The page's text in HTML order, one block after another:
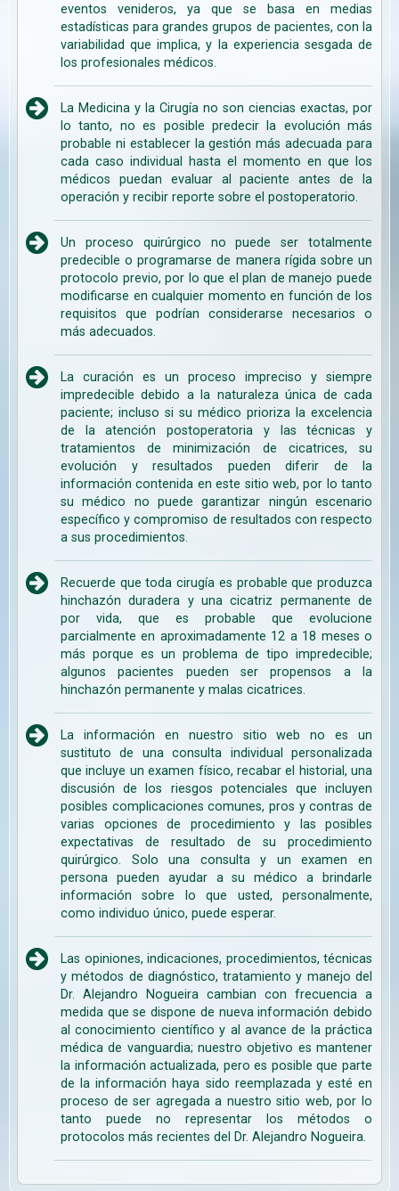
eventos venideros, ya que se basa en medias
estadísticas para grandes grupos de pacientes, con la
variabilidad que implica, y la experiencia sesgada de
los profesionales médicos.
La Medicina y la Cirugía no son ciencias exactas, por
lo tanto, no es posible predecir la evolución más
probable ni establecer la gestión más adecuada para
cada caso individual hasta el momento en que los
médicos puedan evaluar al paciente antes de la
operación y recibir reporte sobre el postoperatorio.
Un proceso quirúrgico no puede ser totalmente
predecible o programarse de manera rígida sobre un
protocolo previo, por lo que el plan de manejo puede
modificarse en cualquier momento en función de los
requisitos que podrían considerarse necesarios o
más adecuados.
La curación es un proceso impreciso y siempre
impredecible debido a la naturaleza única de cada
paciente; incluso si su médico prioriza la excelencia
de la atención postoperatoria y las técnicas y
tratamientos de minimización de cicatrices, su
evolución y resultados pueden diferir de la
información contenida en este sitio web, por lo tanto
su médico no puede garantizar ningún escenario
específico y compromiso de resultados con respecto
a sus procedimientos.
Recuerde que toda cirugía es probable que produzca
hinchazón duradera y una cicatriz permanente de
por vida, que es probable que evolucione
parcialmente en aproximadamente 12 a 18 meses o
más porque es un problema de tipo impredecible;
algunos pacientes pueden ser propensos a la
hinchazón permanente y malas cicatrices.
La información en nuestro sitio web no es un
sustituto de una consulta individual personalizada
que incluye un examen físico, recabar el historial, una
discusión de los riesgos potenciales que incluyen
posibles complicaciones comunes, pros y contras de
varias opciones de procedimiento y las posibles
expectativas de resultado de su procedimiento
quirúrgico. Solo una consulta y un examen en
persona pueden ayudar a su médico a brindarle
información sobre lo que usted, personalmente,
como individuo único, puede esperar.
Las opiniones, indicaciones, procedimientos, técnicas
y métodos de diagnóstico, tratamiento y manejo del
Dr. Alejandro Nogueira cambian con frecuencia a
medida que se dispone de nueva información debido
al conocimiento científico y al avance de la práctica
médica de vanguardia; nuestro objetivo es mantener
la información actualizada, pero es posible que parte
de la información haya sido reemplazada y esté en
proceso de ser agregada a nuestro sitio web, por lo
tanto puede no representar los métodos o
protocolos más recientes del Dr. Alejandro Nogueira.